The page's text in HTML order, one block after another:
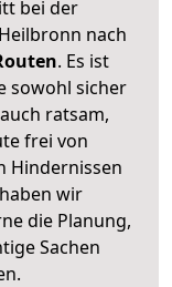
bei der
nach
. Es ist
sowohl sicher
ratsam,
frei von
Hindernissen
wir
die Planung,
Sachen